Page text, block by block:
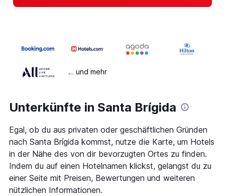
… und mehr
Unterkünfte in Santa Brígida
Egal, ob du aus privaten oder geschäftlichen Gründen
nach Santa Brígida kommst, nutze die Karte, um Hotels
in der Nähe des von dir bevorzugten Ortes zu finden.
Indem du auf einen Hotelnamen klickst, gelangst du zu
einer Seite mit Preisen, Bewertungen und weiteren
nützlichen Informationen.